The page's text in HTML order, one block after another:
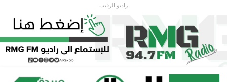
راديو الرقيب